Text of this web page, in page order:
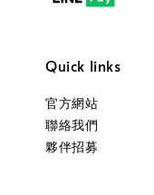
Quick links
官方網站
聯絡我們
夥伴招募